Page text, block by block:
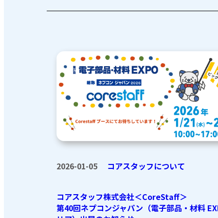
2026-01-05 コアスタッフについて
コアスタッフ株式会社＜CoreStaff＞
第40回ネプコンジャパン（電子部品・材料